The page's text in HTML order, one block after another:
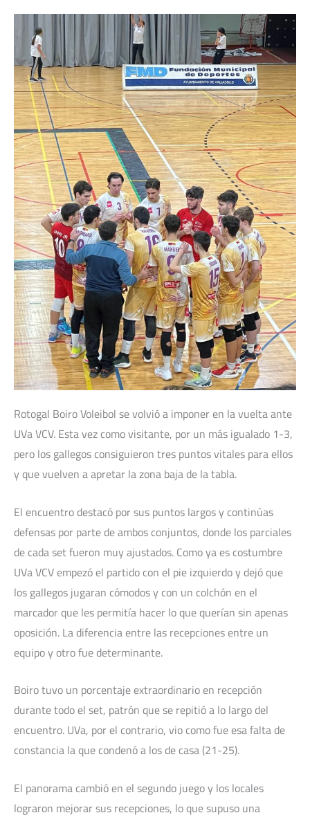
Rotogal Boiro Voleibol se volvió a imponer en la vuelta ante
UVa VCV. Esta vez como visitante, por un más igualado 1-3,
pero los gallegos consiguieron tres puntos vitales para ellos
y que vuelven a apretar la zona baja de la tabla.
El encuentro destacó por sus puntos largos y continúas
defensas por parte de ambos conjuntos, donde los parciales
de cada set fueron muy ajustados. Como ya es costumbre
UVa VCV empezó el partido con el pie izquierdo y dejó que
los gallegos jugaran cómodos y con un colchón en el
marcador que les permitía hacer lo que querían sin apenas
oposición. La diferencia entre las recepciones entre un
equipo y otro fue determinante.
Boiro tuvo un porcentaje extraordinario en recepción
durante todo el set, patrón que se repitió a lo largo del
encuentro. UVa, por el contrario, vio como fue esa falta de
constancia la que condenó a los de casa (21-25).
El panorama cambió en el segundo juego y los locales
lograron mejorar sus recepciones, lo que supuso una